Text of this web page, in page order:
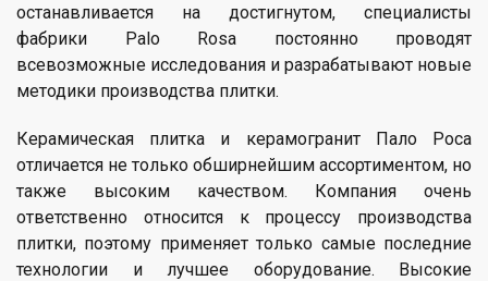
останавливается на достигнутом, специалисты
фабрики Palo Rosa постоянно проводят
всевозможные исследования и разрабатывают новые
методики производства плитки.
Керамическая плитка и керамогранит Пало Роса
отличается не только обширнейшим ассортиментом, но
также высоким качеством. Компания очень
ответственно относится к процессу производства
плитки, поэтому применяет только самые последние
технологии и лучшее оборудование. Высокие